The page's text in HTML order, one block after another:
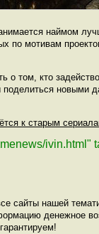
наймом
по мотивам
о том, кто
поделиться новыми
к старым
ivin.html"
сайты нашей
денежное